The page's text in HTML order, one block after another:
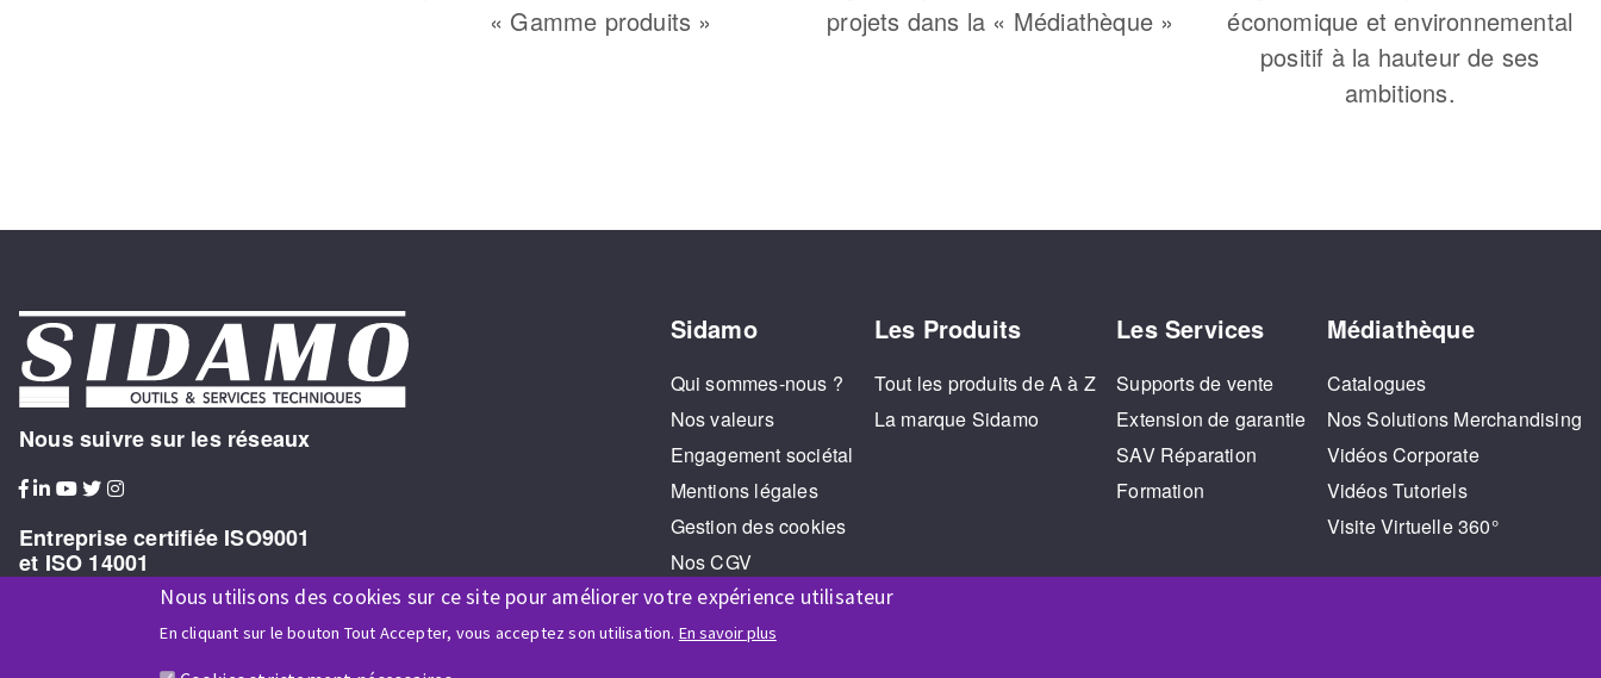
Nous utilisons des cookies sur ce site pour améliorer votre expérience utilisateur
En cliquant sur le bouton Tout Accepter, vous acceptez son utilisation. En savoir plus
« Gamme produits »
projets dans la « Médiathèque »
économique et environnemental
positif à la hauteur de ses
ambitions.
Nous suivre sur les réseaux
Entreprise certifiée ISO9001
et ISO 14001
Sidamo
Qui sommes-nous ?
Nos valeurs
Engagement sociétal
Mentions légales
Gestion des cookies
Nos CGV
RGPD
Jeux Concours
Les Produits
Tout les produits de A à Z
La marque Sidamo
Les Services
Supports de vente
Extension de garantie
SAV Réparation
Formation
Médiathèque
Catalogues
Nos Solutions Merchandising
Vidéos Corporate
Vidéos Tutoriels
Visite Virtuelle 360°